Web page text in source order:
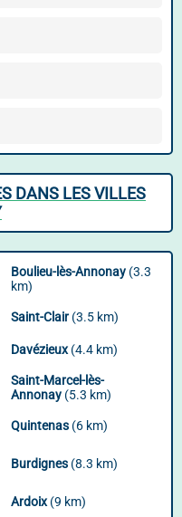
DANS LES VILLES
Boulieu-lès-Annonay (3.3
km)
Saint-Clair(3.5 km)
Davézieux(4.4 km)
Saint-Marcel-lès-
Annonay (5.3 km)
Quintenas (6 km)
Burdignes (8.3 km)
Ardoix(9 km)